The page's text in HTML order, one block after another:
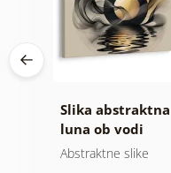
Slika abstraktna
luna ob vodi
Abstraktne slike